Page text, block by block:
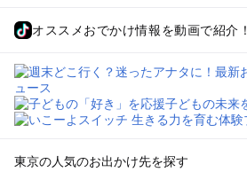
オススメおでかけ情報を動画で紹介！
東京の人気のお出かけ先を探す